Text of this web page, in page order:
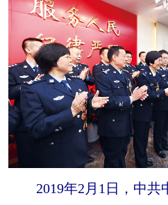
2019年2月1日，中共